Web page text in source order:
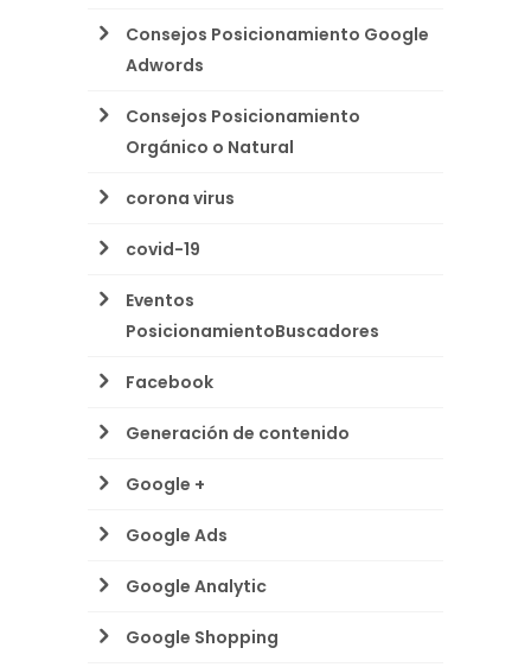
Consejos Posicionamiento Google
Adwords
Consejos Posicionamiento
Orgánico o Natural
corona virus
covid-19
Eventos
PosicionamientoBuscadores
Facebook
Generación de contenido
Google +
Google Ads
Google Analytic
Google Shopping